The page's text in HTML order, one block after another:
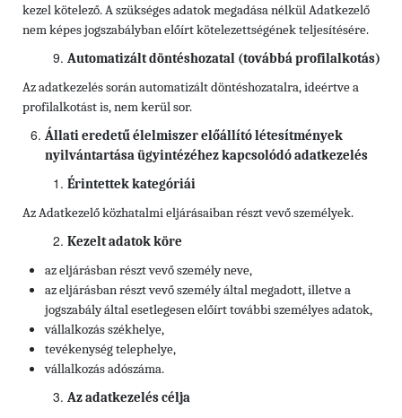
kezel kötelező. A szükséges adatok megadása nélkül Adatkezelő
nem képes jogszabályban előírt kötelezettségének teljesítésére.
Automatizált döntéshozatal (továbbá profilalkotás)
Az adatkezelés során automatizált döntéshozatalra, ideértve a
profilalkotást is, nem kerül sor.
Állati eredetű élelmiszer előállító létesítmények
nyilvántartása ügyintézéhez kapcsolódó adatkezelés
Érintettek kategóriái
Az Adatkezelő közhatalmi eljárásaiban részt vevő személyek.
Kezelt adatok köre
az eljárásban részt vevő személy neve,
az eljárásban részt vevő személy által megadott, illetve a
jogszabály által esetlegesen előírt további személyes adatok,
vállalkozás székhelye,
tevékenység telephelye,
vállalkozás adószáma.
Az adatkezelés célja